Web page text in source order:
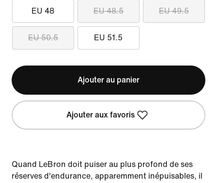
EU 48 EU 48.5 EU 49.5
EU 50.5 EU 51.5
Ajouter au panier
Ajouter aux favoris
Quand LeBron doit puiser au plus profond de ses
réserves d'endurance, apparemment inépuisables, il